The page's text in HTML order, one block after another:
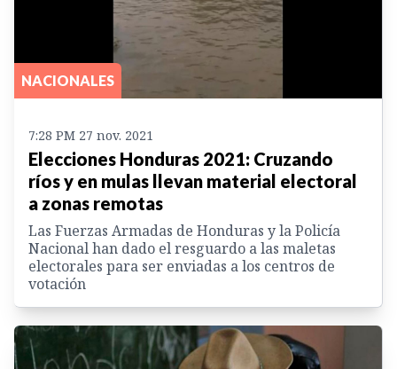
NACIONALES
7:28 PM 27 nov. 2021
Elecciones Honduras 2021: Cruzando
ríos y en mulas llevan material electoral
a zonas remotas
Las Fuerzas Armadas de Honduras y la Policía
Nacional han dado el resguardo a las maletas
electorales para ser enviadas a los centros de
votación